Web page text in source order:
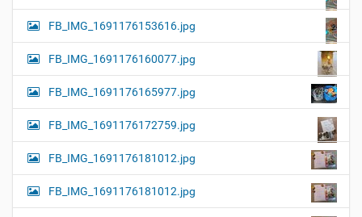
FB_IMG_1691176153616.jpg
FB_IMG_1691176160077.jpg
FB_IMG_1691176165977.jpg
FB_IMG_1691176172759.jpg
FB_IMG_1691176181012.jpg
FB_IMG_1691176181012.jpg